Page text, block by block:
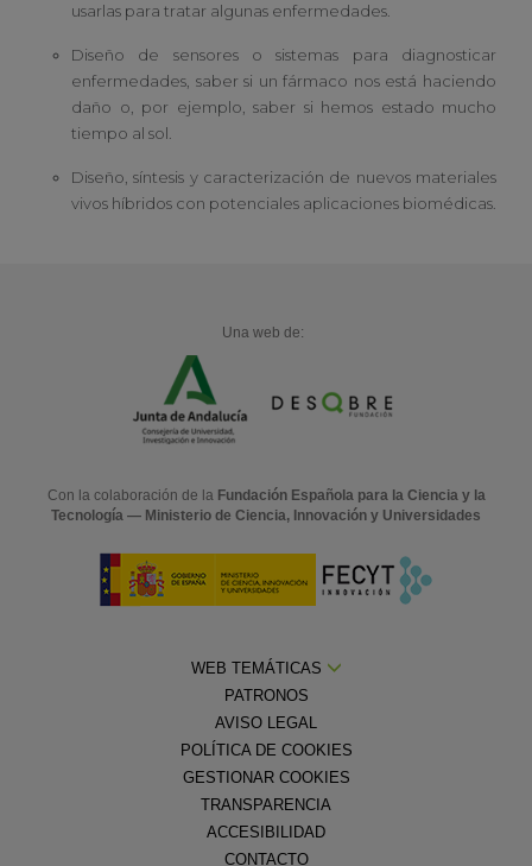
usarlas para tratar algunas enfermedades.
Diseño de sensores o sistemas para diagnosticar
enfermedades, saber si un fármaco nos está haciendo
daño o, por ejemplo, saber si hemos estado mucho
tiempo al sol.
Diseño, síntesis y caracterización de nuevos materiales
vivos híbridos con potenciales aplicaciones biomédicas.
Una web de:
Con la colaboración de la Fundación Española para la Ciencia y la
Tecnología — Ministerio de Ciencia, Innovación y Universidades
WEB TEMÁTICAS
PATRONOS
AVISO LEGAL
POLÍTICA DE COOKIES
GESTIONAR COOKIES
TRANSPARENCIA
ACCESIBILIDAD
CONTACTO